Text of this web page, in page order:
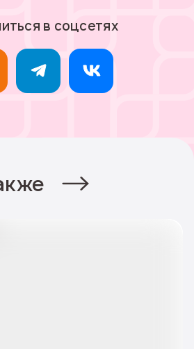
в соцсетях